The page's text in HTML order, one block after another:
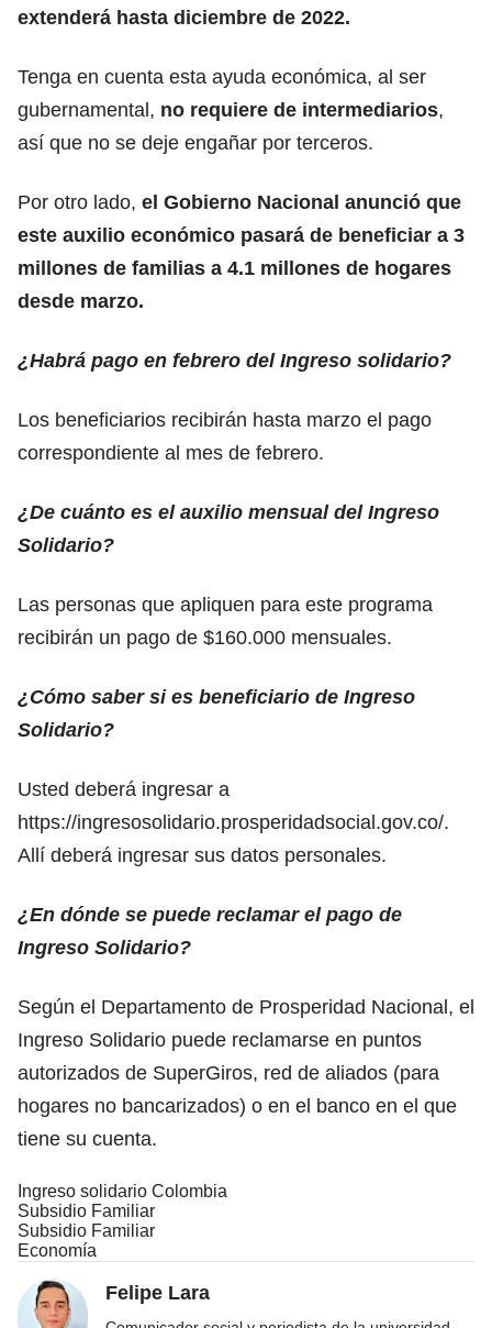
extenderá hasta diciembre de 2022.
Tenga en cuenta esta ayuda económica, al ser
gubernamental, no requiere de intermediarios,
así que no se deje engañar por terceros.
Por otro lado, el Gobierno Nacional anunció que
este auxilio económico pasará de beneficiar a 3
millones de familias a 4.1 millones de hogares
desde marzo.
¿Habrá pago en febrero del Ingreso solidario?
Los beneficiarios recibirán hasta marzo el pago
correspondiente al mes de febrero.
¿De cuánto es el auxilio mensual del Ingreso
Solidario?
Las personas que apliquen para este programa
recibirán un pago de $160.000 mensuales.
¿Cómo saber si es beneficiario de Ingreso
Solidario?
Usted deberá ingresar a
https://ingresosolidario.prosperidadsocial.gov.co/.
Allí deberá ingresar sus datos personales.
¿En dónde se puede reclamar el pago de
Ingreso Solidario?
Según el Departamento de Prosperidad Nacional, el
Ingreso Solidario puede reclamarse en puntos
autorizados de SuperGiros, red de aliados (para
hogares no bancarizados) o en el banco en el que
tiene su cuenta.
Ingreso solidario Colombia
Subsidio Familiar
Subsidio Familiar
Economía
Felipe Lara